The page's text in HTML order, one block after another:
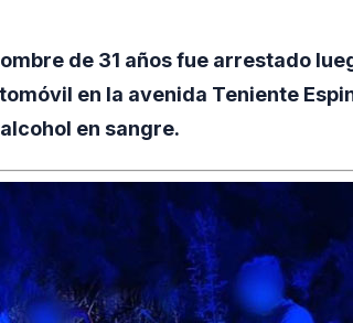
de 31 años fue arrestado
en la avenida Teniente
en sangre.